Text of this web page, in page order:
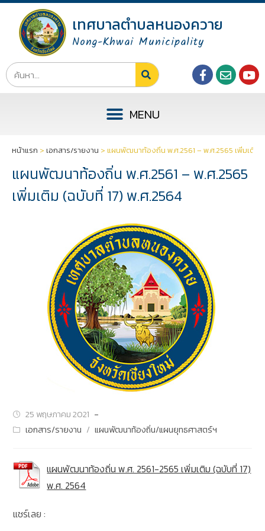
เทศบาลตำบลหนองควาย
Nong-Khwai Municipality
หน้าแรก > เอกสาร/รายงาน > แผนพัฒนาท้องถิ่น พ.ศ.2561 – พ.ศ.2565 เพิ่มเติม (
แผนพัฒนาท้องถิ่น พ.ศ.2561 – พ.ศ.2565
เพิ่มเติม (ฉบับที่ 17) พ.ศ.2564
25 พฤษภาคม 2021
เอกสาร/รายงาน / แผนพัฒนาท้องถิ่น/แผนยุทธศาสตร์ฯ
แผนพัฒนาท้องถิ่น พ.ศ. 2561-2565 เพิ่มเติม (ฉบับที่ 17)
พ.ศ. 2564
แชร์เลย :